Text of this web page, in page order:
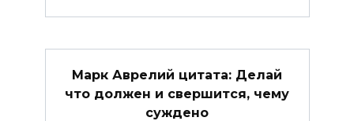
Марк Аврелий цитата: Делай
что должен и свершится, чему
суждено